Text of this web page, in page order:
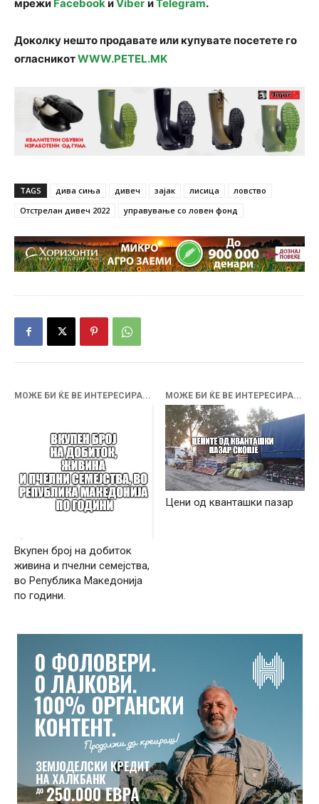
мрежи FacebookиViber иTelegram.
Доколку нешто продавате или купувате посетете го
огласникотWWW.PETEL.MK
TAGS дива сиња дивеч зајак лисица
ловство
Отстрелан дивеч 2022
управување со ловен фонд
МОЖЕ БИ ЌЕ ВЕ ИНТЕРЕСИРА...
Вкупен број на добиток
живина и пчелни семејства,
во Република Македонија
по години.
МОЖЕ БИ ЌЕ ВЕ ИНТЕРЕСИРА...
Цени од кванташки пазар